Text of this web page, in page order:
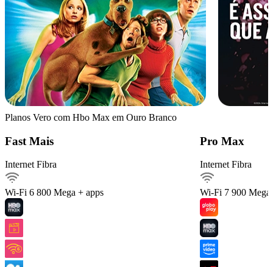
Planos Vero com Hbo Max em Ouro Branco
Fast Mais
Internet Fibra
Wi-Fi 6 800 Mega + apps
Pro Max
Internet Fibra
Wi-Fi 7 900 Mega